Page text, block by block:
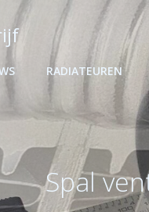
RADIATEUREN
Spal